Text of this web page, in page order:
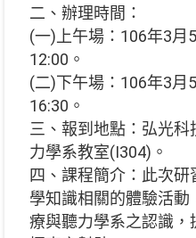
二、辦理時間：
(一)上午場：106年3月
12:00。
(二)下午場：106年3月
16:30。
三、報到地點：弘光
力學系教室(I304)。
四、課程簡介：此次
學知識相關的體驗活
療與聽力學系之認識